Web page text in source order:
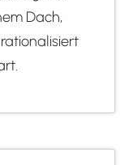
Dach,